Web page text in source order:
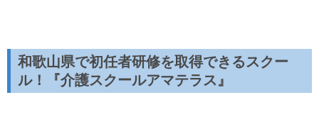
和歌山県で初任者研修を取得できるスクー
ル！『介護スクールアマテラス』